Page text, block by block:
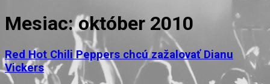
Mesiac:október 2010
Red Hot Chili Peppers chcú zažalovať Dianu
Vickers